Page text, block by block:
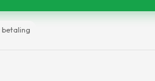
betaling